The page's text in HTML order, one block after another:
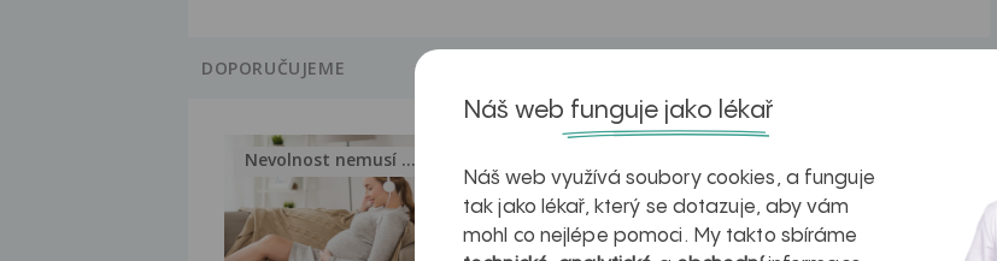
DOPORUČUJEME
Nevolnost nemusí být nutnou...
Náš web funguje jako lékař
Náš web využívá soubory cookies, a funguje
tak jako lékař, který se dotazuje, aby vám
mohl co nejlépe pomoci. My takto sbíráme